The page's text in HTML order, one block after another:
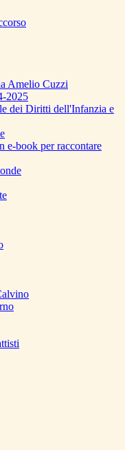
Amelio Cuzzi
2025
dei Diritti dell'Infanzia e
e-book per raccontare